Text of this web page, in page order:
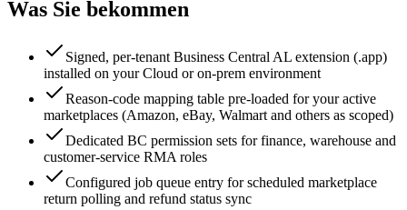
Was Sie bekommen
Signed, per-tenant Business Central AL extension (.app)
installed on your Cloud or on-prem environment
Reason-code mapping table pre-loaded for your active
marketplaces (Amazon, eBay, Walmart and others as scoped)
Dedicated BC permission sets for finance, warehouse and
customer-service RMA roles
Configured job queue entry for scheduled marketplace
return polling and refund status sync